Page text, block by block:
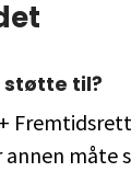
støtte til?
annen måte